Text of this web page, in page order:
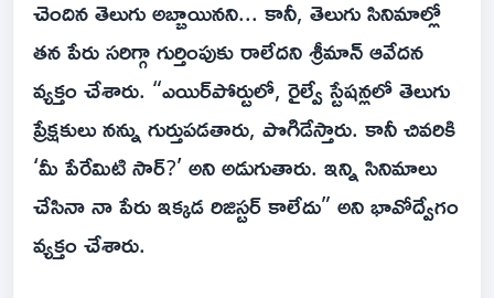
చెందిన తెలుగు అబ్బాయినని... కానీ, తెలుగు సినిమాల్లో
తన పేరు సరిగ్గా గుర్తింపుకు రాలేదని శ్రీమాన్ ఆవేదన
వ్యక్తం చేశారు. “ఎయిర్‌పోర్టులో, రైల్వే స్టేషన్లలో తెలుగు
ప్రేక్షకులు నన్ను గుర్తుపడతారు, పొగిడేస్తారు. కానీ చివరికి
‘మీ పేరేమిటి సార్?’ అని అడుగుతారు. ఇన్ని సినిమాలు
చేసినా నా పేరు ఇక్కడ రిజిస్టర్ కాలేదు” అని భావోద్వేగం
వ్యక్తం చేశారు.